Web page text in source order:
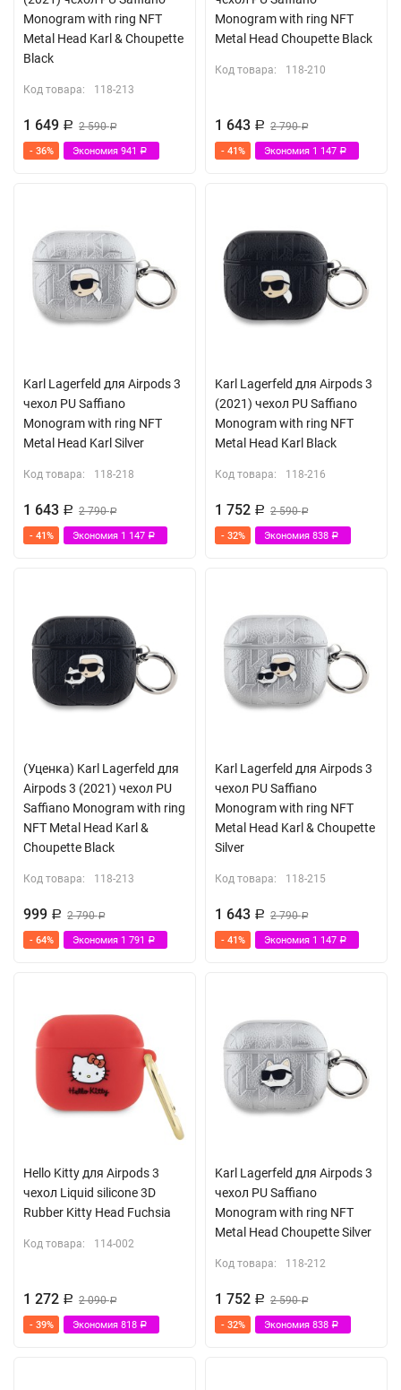
Monogram with ring NFT
Metal Head Karl & Choupette
Black
Код товара: 118-213
1 649 Р 2 590Р
- 36% Экономия 941 Р
Monogram with ring NFT
Metal Head Choupette Black
Код товара: 118-210
1 643 Р 2 790Р
- 41% Экономия 1 147 Р
Karl Lagerfeld для Airpods 3
чехол PU Saffiano
Monogram with ring NFT
Metal Head Karl Silver
Код товара: 118-218
1 643 Р 2 790Р
- 41% Экономия 1 147 Р
Karl Lagerfeld для Airpods 3
(2021) чехол PU Saffiano
Monogram with ring NFT
Metal Head Karl Black
Код товара: 118-216
1 752 Р 2 590Р
- 32% Экономия 838 Р
(Уценка) Karl Lagerfeld для
Airpods 3 (2021) чехол PU
Saffiano Monogram with ring
NFT Metal Head Karl &
Choupette Black
Код товара: 118-213
999 Р 2 790Р
- 64% Экономия 1 791 Р
Karl Lagerfeld для Airpods 3
чехол PU Saffiano
Monogram with ring NFT
Metal Head Karl & Choupette
Silver
Код товара: 118-215
1 643 Р 2 790Р
- 41% Экономия 1 147 Р
Hello Kitty для Airpods 3
чехол Liquid silicone 3D
Rubber Kitty Head Fuchsia
Код товара: 114-002
1 272 Р 2 090Р
- 39% Экономия 818 Р
Karl Lagerfeld для Airpods 3
чехол PU Saffiano
Monogram with ring NFT
Metal Head Choupette Silver
Код товара: 118-212
1 752 Р 2 590Р
- 32% Экономия 838 Р